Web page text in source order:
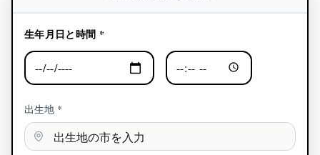
生年月日と時間 *
出生地 *